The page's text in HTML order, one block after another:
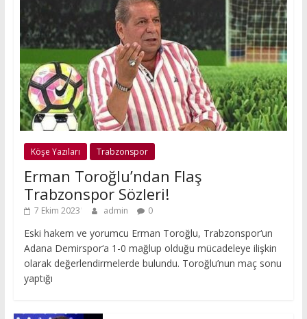
Köşe Yazıları Trabzonspor
Erman Toroğlu’ndan Flaş
Trabzonspor Sözleri!
7 Ekim 2023 admin 0
Eski hakem ve yorumcu Erman Toroğlu, Trabzonspor‘un
Adana Demirspor‘a 1-0 mağlup olduğu mücadeleye ilişkin
olarak değerlendirmelerde bulundu. Toroğlu’nun maç sonu
yaptığı